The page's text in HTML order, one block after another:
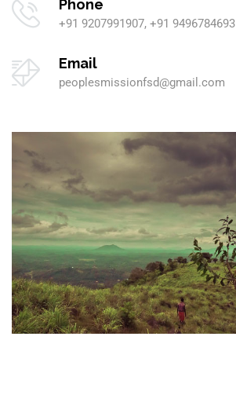
Phone
+91 9207991907, +91 9496784693
Email
peoplesmissionfsd@gmail.com